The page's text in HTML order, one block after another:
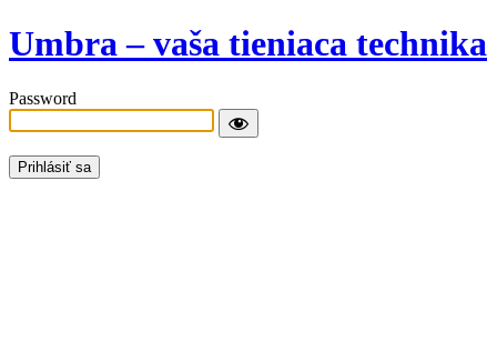
Umbra – vaša tieniaca technika
Password